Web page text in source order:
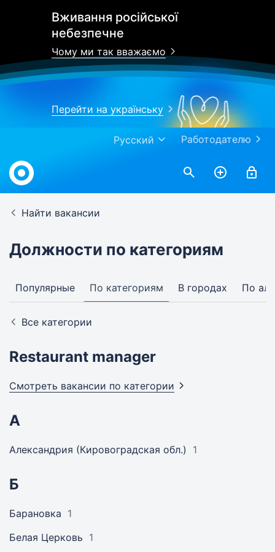
Вживання російської
небезпечне
Чому ми так вважаємо
Перейти на українську
Работодателю
Русский
Найти вакансии
Должности по категориям
Популярные По категориям В городах По
Все категории
Restaurant manager
Смотреть вакансии по категории
А
Александрия (Кировоградская обл.) 1
Б
Барановка 1
Белая Церковь 1